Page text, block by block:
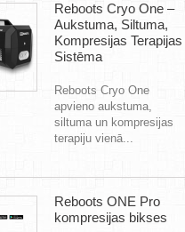
Reboots Cryo One –
Aukstuma, Siltuma,
Kompresijas Terapijas
Sistēma
Reboots Cryo One
apvieno aukstuma,
siltuma un kompresijas
terapiju vienā...
Reboots ONE Pro
kompresijas bikses